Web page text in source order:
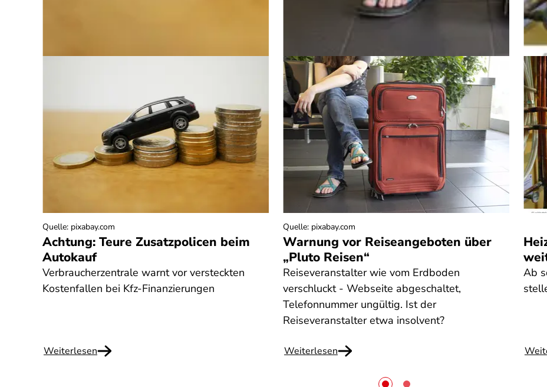
Achtung: Teure Zusatzpolicen beim
Autokauf
Verbraucherzentrale warnt vor versteckten
Kostenfallen bei Kfz-Finanzierungen
Weiterlesen
Quelle: pixabay.com
Warnung vor Reiseangeboten über
„Pluto Reisen“
Reiseveranstalter wie vom Erdboden
verschluckt - Webseite abgeschaltet,
Telefonnummer ungültig. Ist der
Reiseveranstalter etwa insolvent?
Weiterlesen
Quelle: pixabay.com
Ab